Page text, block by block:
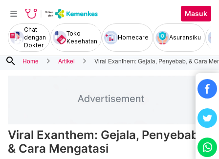
Masuk
Chat
dengan
Dokter
Toko
Kesehatan
Homecare Asuransiku
search Home Artikel Viral Exanthem: Gejala, Penyebab, & Cara
Viral Exanthem: Gejala, Penyebab,
& Cara Mengatasi